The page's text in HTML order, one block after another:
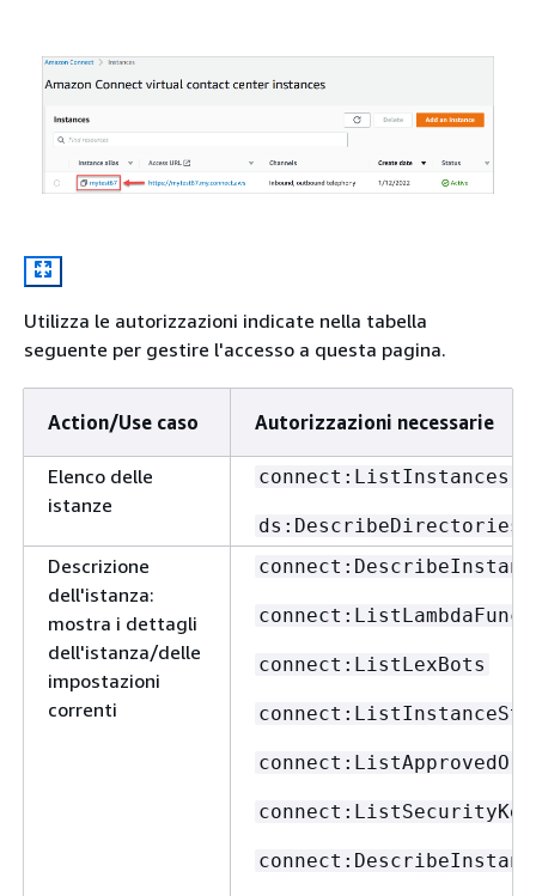
Utilizza le autorizzazioni indicate nella tabella
seguente per gestire l'accesso a questa pagina.
Action/Use caso Autorizzazioni necessarie
Elenco delle
istanze
connect:ListInstances
ds:DescribeDirectories
Descrizione
dell'istanza:
mostra i dettagli
dell'istanza/delle
impostazioni
correnti
connect:ListLexBots